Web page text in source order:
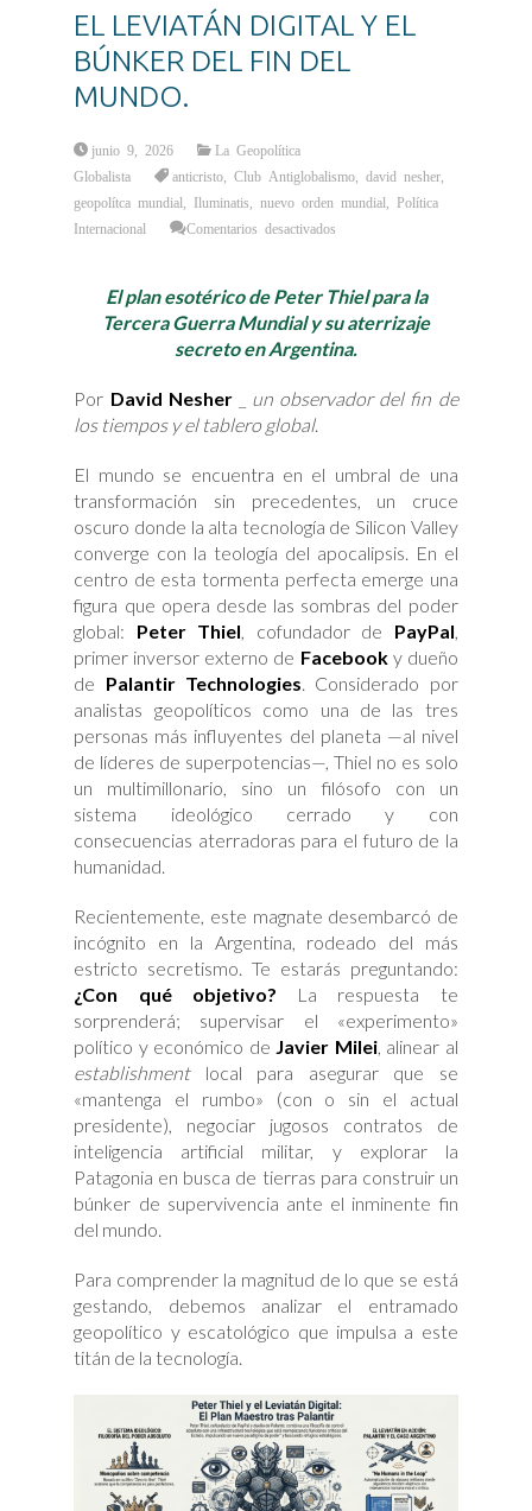
EL LEVIATÁN DIGITAL Y EL
BÚNKER DEL FIN DEL
MUNDO.
junio 9, 2026
La Geopolítica
Globalista
anticristo ,Club Antiglobalismo ,david nesher
geopolítca mundial
Iluminatis ,nuevo orden mundial
Política
Internacional
Comentarios desactivados
EL
BÚNKER
DEL
DEL
El plan esotérico de Peter Thiel para la
Tercera Guerra Mundial y su aterrizaje
secreto en Argentina.
Por David Nesher_ un observador del fin de
los tiempos y el tablero global.
El mundo se encuentra en el umbral de una
transformación sin precedentes, un cruce
oscuro donde la alta tecnología de Silicon Valley
converge con la teología del apocalipsis. En el
centro de esta tormenta perfecta emerge una
figura que opera desde las sombras del poder
global: Peter Thiel, cofundador de PayPal,
primer inversor externo de Facebook y dueño
de Palantir Technologies. Considerado por
analistas geopolíticos como una de las tres
personas más influyentes del planeta —al nivel
de líderes de superpotencias—, Thiel no es solo
un multimillonario, sino un filósofo con un
sistema ideológico cerrado y con
consecuencias aterradoras para el futuro de la
humanidad.
Recientemente, este magnate desembarcó de
incógnito en la Argentina, rodeado del más
estricto secretismo. Te estarás preguntando:
¿Con qué objetivo? La respuesta te
sorprenderá; supervisar el «experimento»
político y económico de Javier Milei, alinear al
establishmentlocal para asegurar que se
«mantenga el rumbo» (con o sin el actual
presidente), negociar jugosos contratos de
inteligencia artificial militar, y explorar la
Patagonia en busca de tierras para construir un
búnker de supervivencia ante el inminente fin
del mundo.
Para comprender la magnitud de lo que se está
gestando, debemos analizar el entramado
geopolítico y escatológico que impulsa a este
titán de la tecnología.